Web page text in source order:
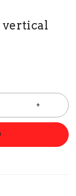
vertical